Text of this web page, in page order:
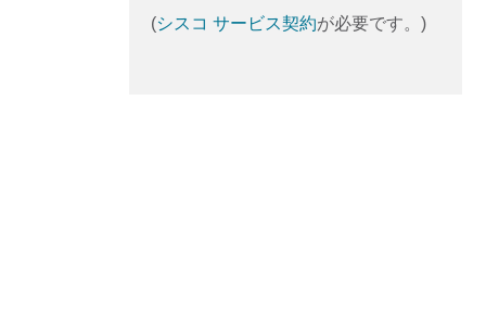
(シスコ サービス契約が必要です。)